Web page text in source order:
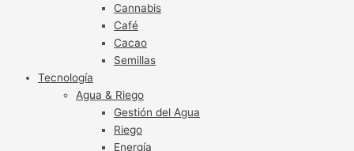
Cannabis
Café
Cacao
Semillas
Tecnología
Agua & Riego
Gestión del Agua
Riego
Energía